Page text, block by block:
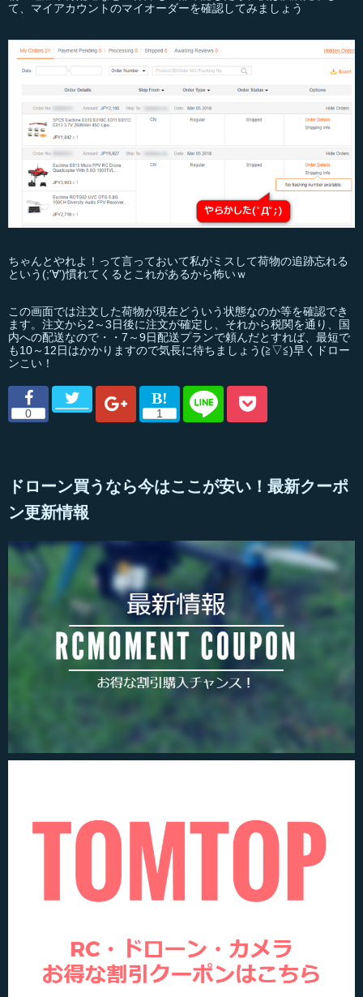
て、マイアカウントのマイオーダーを確認してみましょう
ちゃんとやれよ！って言っておいて私がミスして荷物の追跡忘れる
という(;'∀')慣れてくるとこれがあるから怖いｗ
この画面では注文した荷物が現在どういう状態なのか等を確認でき
ます。注文から2～3日後に注文が確定し、それから税関を通り、国
内への配送なので・・7～9日配送プランで頼んだとすれば、最短で
も10～12日はかかりますので気長に待ちましょう(≧▽≦)早くドロー
ンこい！
ドローン買うなら今はここが安い！最新クーポ
ン更新情報